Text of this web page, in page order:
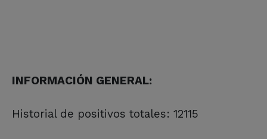
INFORMACIÓN GENERAL:
Historial de positivos totales: 12115